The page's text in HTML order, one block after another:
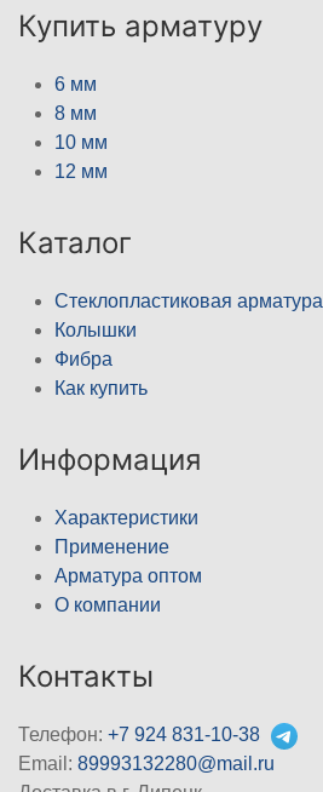
Купить арматуру
6 мм
8 мм
10 мм
12 мм
Каталог
Стеклопластиковая арматура
Колышки
Фибра
Как купить
Информация
Характеристики
Применение
Арматура оптом
О компании
Контакты
Телефон: +7 924 831-10-38
Email: 89993132280@mail.ru